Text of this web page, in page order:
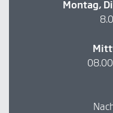
Montag,